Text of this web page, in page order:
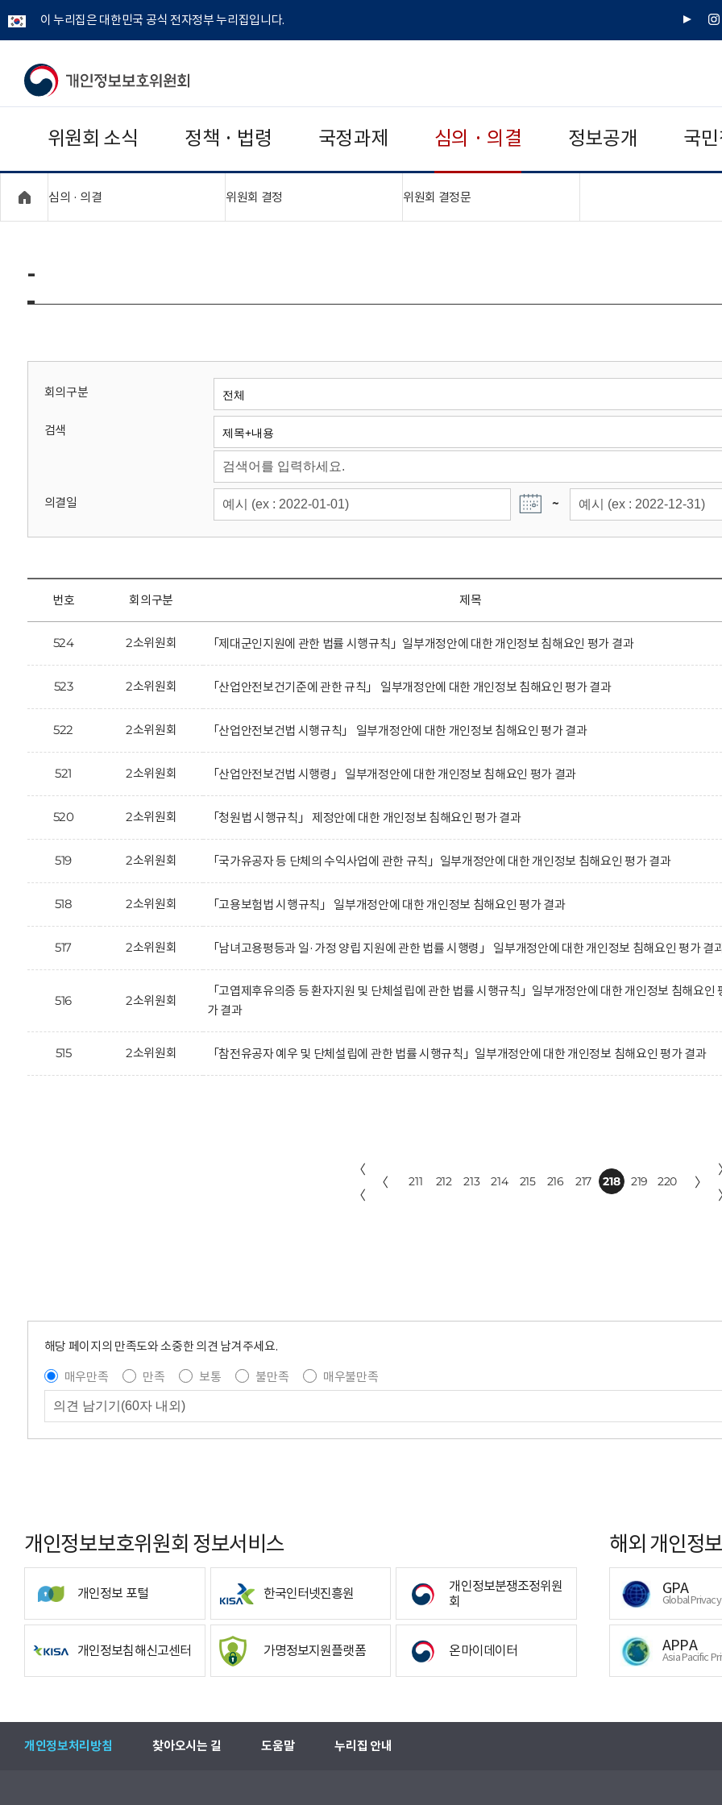
이 누리집은 대한민국 공식 전자정부 누리집입니다.
유
인
개
보
보
위
회
위원회 소식 정책 · 법령 국정과제 심의 · 의결 정보공개 국
심의 · 의결 위원회 결정 위원회 결정문"접기,펼치기"
-
회의구분
검색
의결일 ~
번호 회의구분 제목
524 2소위원회 「제대군인지원에 관한 법률 시행규칙」일부개정안에 대한 개인정보 침해요인 평가 결과
523 2소위원회 「산업안전보건기준에 관한 규칙」 일부개정안에 대한 개인정보 침해요인 평가 결과
522 2소위원회 「산업안전보건법 시행규칙」 일부개정안에 대한 개인정보 침해요인 평가 결과
521 2소위원회 「산업안전보건법 시행령」 일부개정안에 대한 개인정보 침해요인 평가 결과
520 2소위원회 「청원법 시행규칙」 제정안에 대한 개인정보 침해요인 평가 결과
519 2소위원회 「국가유공자 등 단체의 수익사업에 관한 규칙」일부개정안에 대한 개인정보 침해요인 평가 결과
518 2소위원회 「고용보험법 시행규칙」 일부개정안에 대한 개인정보 침해요인 평가 결과
517 2소위원회 「남녀고용평등과 일·가정 양립 지원에 관한 법률 시행령」 일부개정안에 대한 개인정보 침해요인 평가 결
516 2소위원회
「고엽제후유의증 등 환자지원 및 단체설립에 관한 법률 시행규칙」일부개정안에 대한 개인정보 침해요인
가 결과
515 2소위원회 「참전유공자 예우 및 단체설립에 관한 법률 시행규칙」일부개정안에 대한 개인정보 침해요인 평가 결과
〈
〈
〈 211 212 213 214 215 216 217 218 219 220 〉
해당 페이지의 만족도와 소중한 의견 남겨주세요.
매우만족
만족 보통 불만족
매우불만족
개인정보보호위원회 정보서비스
개인정보 포털 한국인터넷진흥원
개인정보분쟁조정위원
회
개인정보침해신고센터 가명정보지원플랫폼 온마이데이터
해외 개인정
GPA
Global
APPA
Asia Pacific
개인정보처리방침 찾아오시는 길 도움말 누리집 안내